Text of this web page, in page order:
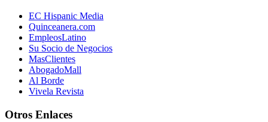
EC Hispanic Media
Quinceanera.com
EmpleosLatino
Su Socio de Negocios
MasClientes
AbogadoMall
Al Borde
Vivela Revista
Otros Enlaces